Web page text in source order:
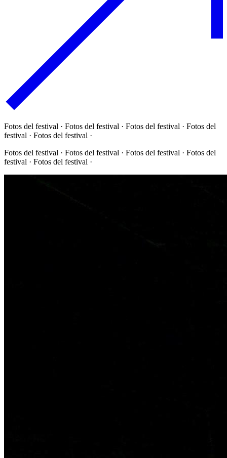
Fotos del festival · Fotos del festival · Fotos del festival · Fotos del
festival · Fotos del festival ·
Fotos del festival · Fotos del festival · Fotos del festival · Fotos del
festival · Fotos del festival ·